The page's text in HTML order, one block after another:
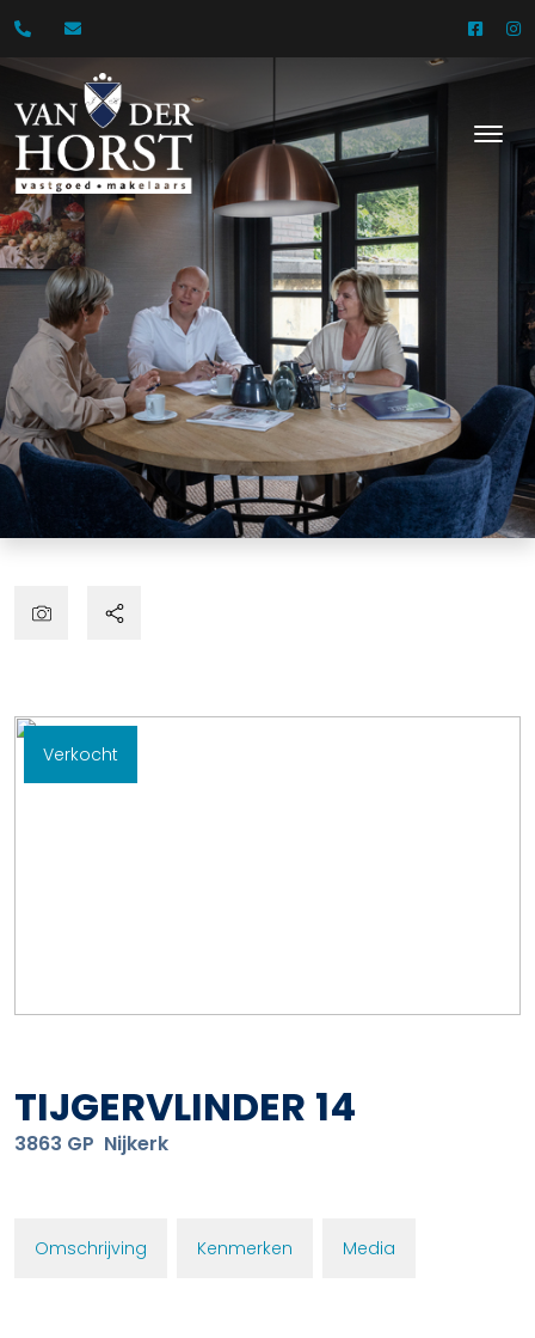
Verkocht
TIJGERVLINDER 14
3863 GP Nijkerk
Omschrijving Kenmerken Media